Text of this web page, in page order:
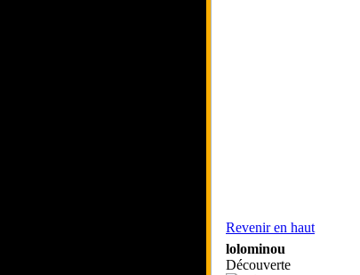
Revenir en haut
lolominou
Découverte